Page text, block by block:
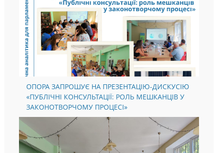
ОПОРА ЗАПРОШУЄ НА ПРЕЗЕНТАЦІЮ-ДИСКУСІЮ
«ПУБЛІЧНІ КОНСУЛЬТАЦІЇ: РОЛЬ МЕШКАНЦІВ У
ЗАКОНОТВОРЧОМУ ПРОЦЕСІ»